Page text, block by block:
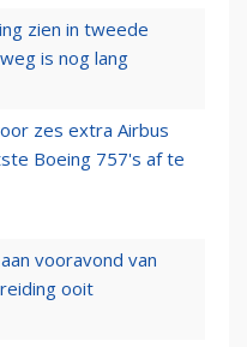
zien in tweede
is nog lang
zes extra Airbus
Boeing 757's af te
vooravond van
ooit